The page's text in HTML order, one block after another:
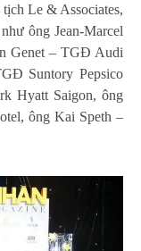
Le & Associates,
ông Jean-Marcel
Genet – TGĐ Audi
Suntory Pepsico
Hyatt Saigon, ông
ông Kai Speth –